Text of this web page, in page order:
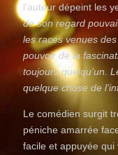
l’auteur dépeint les
de son regard
les races venues
pouvoir de la
toujours quelqu’un.
quelque chose de
Le comédien surgit
péniche amarrée
facile et appuyée